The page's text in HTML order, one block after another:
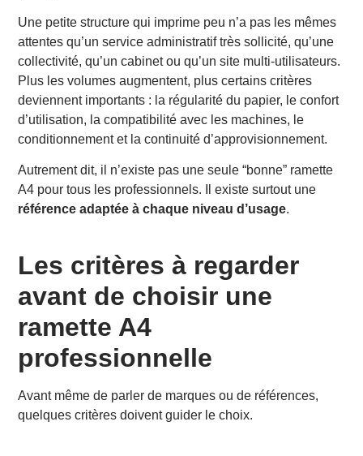
Comment choisir selon ses volumes ?
1. Petits volumes : miser sur une référence simple,
fiable et polyvalente
Notre recommandation : REY® Office
Pourquoi cette référence fonctionne bien ici
2. Volumes moyens : rechercher un meilleur
équilibre entre confort et qualité d’impression
Pourquoi cette référence fonctionne bien ici
3. Volumes moyens à élevés : valoriser les
documents les plus importants
Pourquoi cette référence fonctionne bien ici
4. Volumes élevés : structurer l’achat et la logistique
Notre recommandation : PaperOne All Purpose
5. Volumes professionnels avec exigence
responsable : intégrer une alternative recyclée
Notre recommandation : STEINBEIS N°4
Pourquoi cette référence fonctionne bien ici
Faut-il toujours choisir la ramette la moins chère ?
Une petite structure qui imprime peu n’a pas les mêmes
attentes qu’un service administratif très sollicité, qu’une
collectivité, qu’un cabinet ou qu’un site multi-utilisateurs.
Plus les volumes augmentent, plus certains critères
deviennent importants : la régularité du papier, le confort
d’utilisation, la compatibilité avec les machines, le
conditionnement et la continuité d’approvisionnement.
Autrement dit, il n’existe pas une seule “bonne” ramette
A4 pour tous les professionnels. Il existe surtout une
référence adaptée à chaque niveau d’usage.
Les critères à regarder
avant de choisir une
ramette A4
professionnelle
Avant même de parler de marques ou de références,
quelques critères doivent guider le choix.